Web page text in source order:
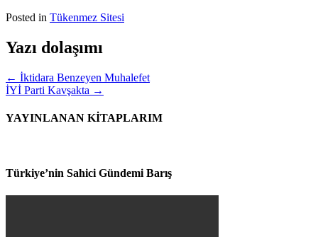
Posted in Tükenmez Sitesi
Yazı dolaşımı
← İktidara Benzeyen Muhalefet
İYİ Parti Kavşakta →
YAYINLANAN KİTAPLARIM
Türkiye’nin Sahici Gündemi Barış